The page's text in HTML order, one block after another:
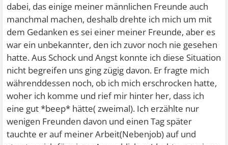
dabei, das einige meiner männlichen Freunde auch
manchmal machen, deshalb drehte ich mich um mit
dem Gedanken es sei einer meiner Freunde, aber es
war ein unbekannter, den ich zuvor noch nie gesehen
hatte. Aus Schock und Angst konnte ich diese Situation
nicht begreifen uns ging zügig davon. Er fragte mich
währenddessen noch, ob ich mich erschrocken hatte,
woher ich komme und rief mir hinter her, dass ich
eine gut *beep* hätte( zweimal). Ich erzählte nur
wenigen Freunden davon und einen Tag später
tauchte er auf meiner Arbeit(Nebenjob) auf und